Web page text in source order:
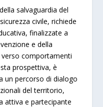
salvaguardia del
civile, richiede
finalizzate a
e della
comportamenti
prospettiva, è
un percorso di dialogo
del territorio,
attiva e partecipante